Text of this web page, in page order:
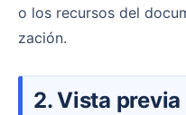
o los recursos del
zación.
2. Vista